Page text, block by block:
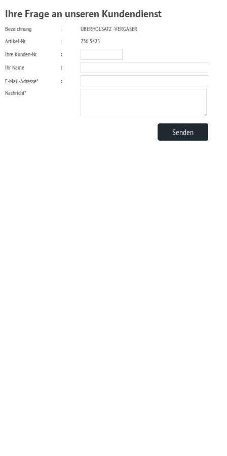
Ihre Frage an unseren Kundendienst
Bezeichnung :
ÜBERHOLSATZ -VERGASER
Artikel-Nr.
:
736 5425
Ihre Kunden-Nr.
:
Ihr Name
:
E-Mail-Adresse*
:
Nachricht*